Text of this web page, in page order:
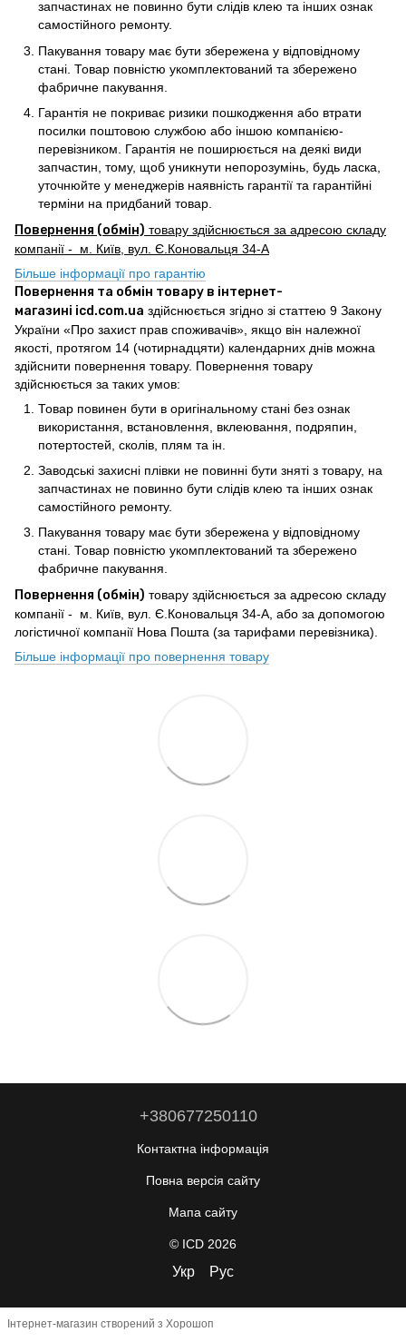
запчастинах не повинно бути слідів клею та інших ознак
самостійного ремонту.
Пакування товару має бути збережена у відповідному
стані. Товар повністю укомплектований та збережено
фабричне пакування.
Гарантія не покриває ризики пошкодження або втрати
посилки поштовою службою або іншою компанією-
перевізником. Гарантія не поширюється на деякі види
запчастин, тому, щоб уникнути непорозумінь, будь ласка,
уточнюйте у менеджерів наявність гарантії та гарантійні
терміни на придбаний товар.
Повернення (обмін) товару здійснюється за адресою складу
компанії - м. Київ, вул. Є.Коновальця 34-А
Більше інформації про гарантію
Повернення та обмін товару в інтернет-
магазині icd.com.ua здійснюється згідно зі статтею 9 Закону
України «Про захист прав споживачів», якщо він належної
якості, протягом 14 (чотирнадцяти) календарних днів можна
здійснити повернення товару. Повернення товару
здійснюється за таких умов:
Товар повинен бути в оригінальному стані без ознак
використання, встановлення, вклеювання, подряпин,
потертостей, сколів, плям та ін.
Заводські захисні плівки не повинні бути зняті з товару, на
запчастинах не повинно бути слідів клею та інших ознак
самостійного ремонту.
Пакування товару має бути збережена у відповідному
стані. Товар повністю укомплектований та збережено
фабричне пакування.
Повернення (обмін) товару здійснюється за адресою складу
компанії - м. Київ, вул. Є.Коновальця 34-А, або за допомогою
логістичної компанії Нова Пошта (за тарифами перевізника).
Більше інформації про повернення товару
+380677250110
Контактна інформація
Повна версія сайту
Мапа сайту
© ICD 2026
Укр Рус
Інтернет-магазин створений з Хорошоп